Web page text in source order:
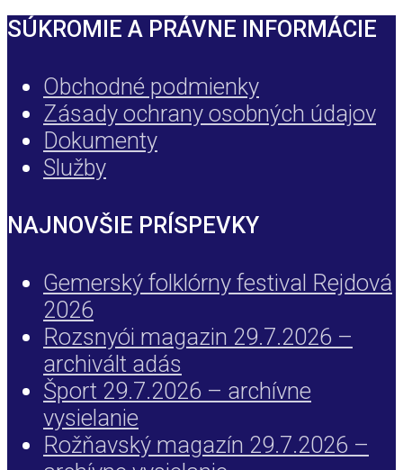
SÚKROMIE A PRÁVNE INFORMÁCIE
Obchodné podmienky
Zásady ochrany osobných údajov
Dokumenty
Služby
NAJNOVŠIE PRÍSPEVKY
Gemerský folklórny festival Rejdová
2026
Rozsnyói magazin 29.7.2026 –
archivált adás
Šport 29.7.2026 – archívne
vysielanie
Rožňavský magazín 29.7.2026 –